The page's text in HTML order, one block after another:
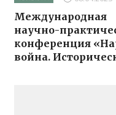
Катер на подводных
крыльях «Волга»
установлен на ВДНХ
Международная
научно-
конференция
война.